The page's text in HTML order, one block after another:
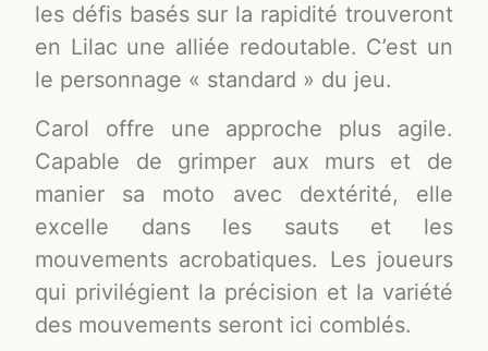
les défis basés sur la rapidité trouveront
en Lilac une alliée redoutable. C’est un
le personnage « standard » du jeu.
Carol offre une approche plus agile.
Capable de grimper aux murs et de
manier sa moto avec dextérité, elle
excelle dans les sauts et les
mouvements acrobatiques. Les joueurs
qui privilégient la précision et la variété
des mouvements seront ici comblés.